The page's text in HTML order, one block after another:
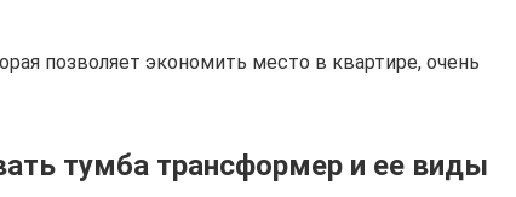
позволяет экономить место в квартире, очень
тумба трансформер и ее виды